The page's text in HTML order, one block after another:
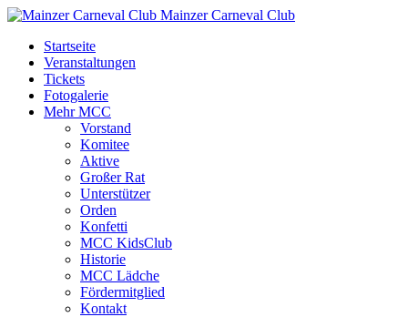
Mainzer Carneval Club
Startseite
Veranstaltungen
Tickets
Fotogalerie
Mehr MCC
Vorstand
Komitee
Aktive
Großer Rat
Unterstützer
Orden
Konfetti
MCC KidsClub
Historie
MCC Lädche
Fördermitglied
Kontakt